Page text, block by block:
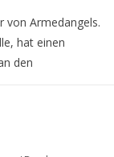
von Armedangels.
hat einen
den